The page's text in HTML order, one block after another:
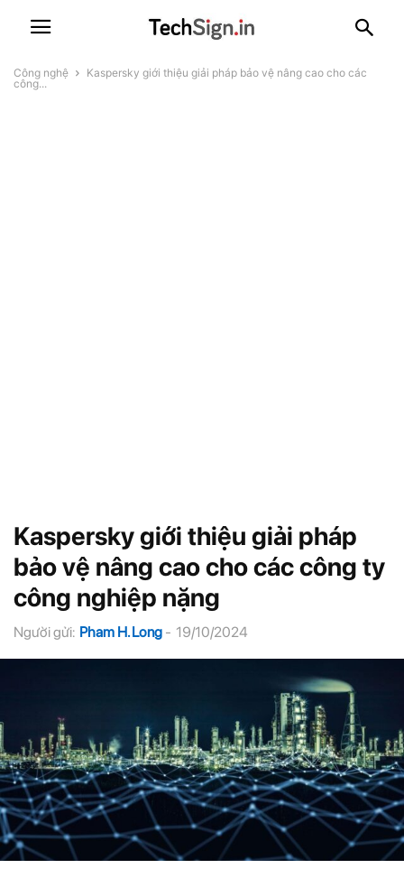
Công nghệ
Kaspersky giới thiệu giải pháp bảo vệ nâng cao cho các
công...
Kaspersky giới thiệu giải pháp
bảo vệ nâng cao cho các công ty
công nghiệp nặng
Người gửi: Pham H. Long - 19/10/2024